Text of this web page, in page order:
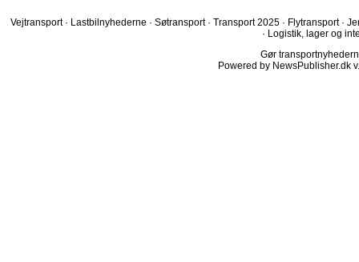
Vejtransport · Lastbilnyhederne · Søtransport · Transport 2025 · Flytransport ·
· Logistik, lager og
Gør
Powered by NewsPublisher.dk